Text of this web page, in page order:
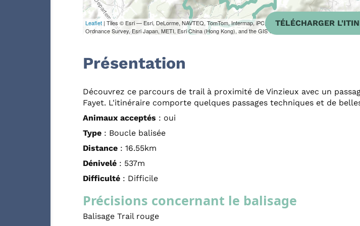
Leaflet | Tiles © Esri — Esri, DeLorme, NAVTEQ, TomTom, Intermap, iPC, USGS, FAO, NPS, NRCAN,
Ordnance Survey, Esri Japan, METI, Esri China (Hong Kong), and the GIS User Community
TÉLÉCHARGER
Présentation
Découvrez ce parcours de trail à proximité de Vinzieux avec un
Fayet. L'itinéraire comporte quelques passages techniques et de
Animaux acceptés : oui
Type : Boucle balisée
Distance : 16.55km
Dénivelé : 537m
Difficulté : Difficile
Précisions concernant le balisage
Balisage Trail rouge